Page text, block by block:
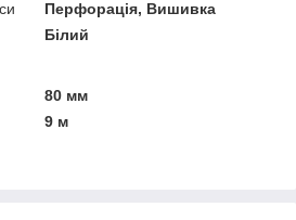
Перфорація, Вишивка
Білий
80 мм
9 м